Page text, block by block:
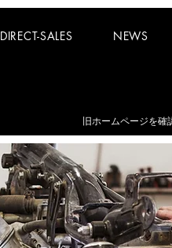
DIRECT-SALES NEWS
旧ホームページを確